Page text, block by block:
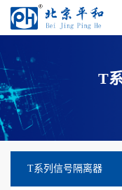
T
T系列信号隔离器